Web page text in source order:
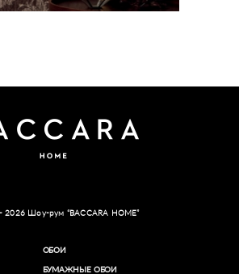
2026 Шоу-рум “BACCARA HOME”
ОБОИ
БУМАЖНЫЕ ОБОИ